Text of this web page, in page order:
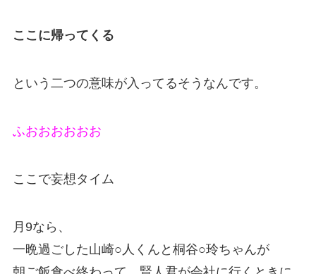
ここに帰ってくる
という二つの意味が入ってるそうなんです。
ふおおおおおお
ここで妄想タイム
月9なら、
一晩過ごした山崎○人くんと桐谷○玲ちゃんが